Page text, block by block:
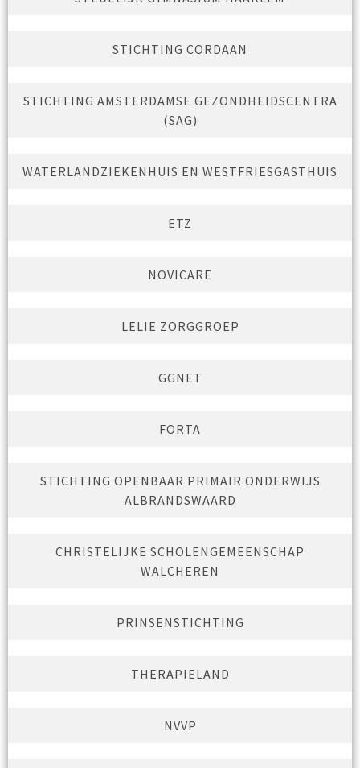
STICHTING CORDAAN
STICHTING AMSTERDAMSE GEZONDHEIDSCENTRA
(SAG)
WATERLANDZIEKENHUIS EN WESTFRIESGASTHUIS
ETZ
NOVICARE
LELIE ZORGGROEP
GGNET
FORTA
STICHTING OPENBAAR PRIMAIR ONDERWIJS
ALBRANDSWAARD
CHRISTELIJKE SCHOLENGEMEENSCHAP
WALCHEREN
PRINSENSTICHTING
THERAPIELAND
NVVP